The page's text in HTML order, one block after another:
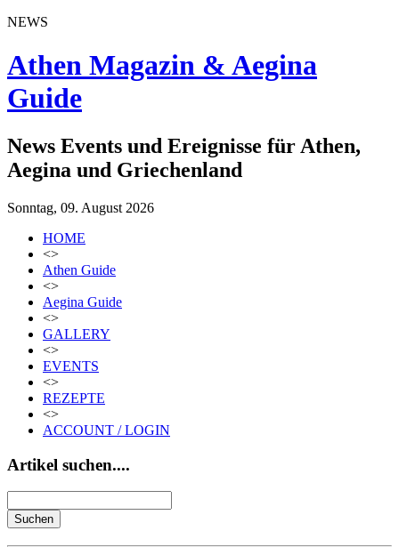
NEWS
Athen Magazin & Aegina
Guide
News Events und Ereignisse für Athen,
Aegina und Griechenland
Sonntag, 09. August 2026
HOME
<>
Athen Guide
<>
Aegina Guide
<>
GALLERY
<>
EVENTS
<>
REZEPTE
<>
ACCOUNT / LOGIN
Artikel suchen....